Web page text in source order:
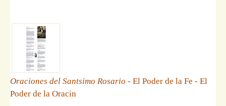
Oraciones del Santsimo Rosario - El Poder de la Fe - El
Poder de la Oracin